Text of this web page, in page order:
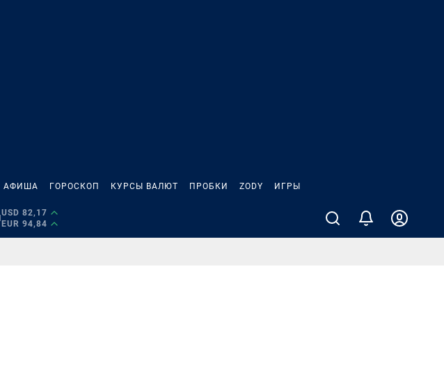
АФИША ГОРОСКОП КУРСЫ ВАЛЮТ ПРОБКИ ZODY ИГРЫ
USD 82,17
EUR 94,84